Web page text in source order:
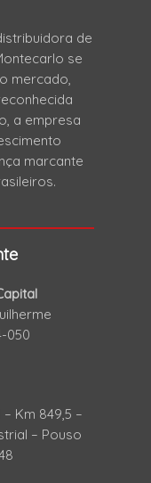
de
se
mercado,
a empresa
marcante
050
– Km 849,5 –
– Pouso